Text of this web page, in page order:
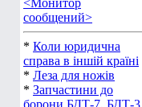
<Монитор
сообщений>
* Коли юридична
справа в іншій країні
* Леза для ножів
* Запчастини до
борони БДТ-7, БДТ-3